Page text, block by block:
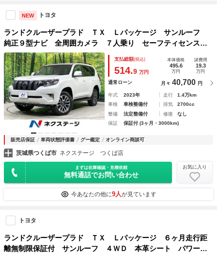
NEW トヨタ
ランドクルーザープラド ＴＸ Ｌパッケージ サンルーフ
純正９型ナビ 全周囲カメラ ７人乗り セーフティセンス
レーダークルーズ 禁煙 ベージュ革シート シートエアコ
ン コーナーセンサー スマートキー ＬＥＤヘッド ＥＴ
Ｃ 純正１９インチＡＷ
支払総額(税込)
514.9 万円
本体価格
495.6
万円
諸費用
19.3
万円
通常ローン 月々 40,700 円
年式 2023年 走行
1.4万km
車検
車検整備付 排気
2700cc
整備
法定整備付 修復
なし
保証
保証付 (3ヶ月・3000km)
販売店保証 車両状態評価書 グー鑑定 オンライン商談可
茨城県つくば市 ネクステージ つくば店
まずは在庫確認・見積依頼
無料通話でお問い合わせ
お気に入り
今あなたの他に9人が見ています
トヨタ
ランドクルーザープラド ＴＸ Ｌパッケージ ６ヶ月走行距
離無制限保証付 サンルーフ ４ＷＤ 本革シート パワーシ